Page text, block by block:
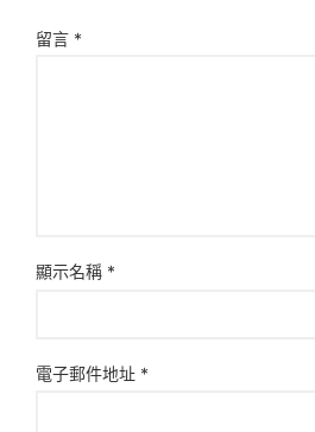
留言 *
顯示名稱 *
電子郵件地址 *